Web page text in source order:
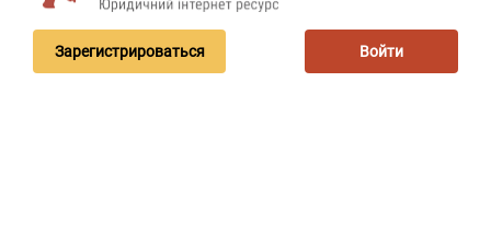
Зарегистрироваться Войти